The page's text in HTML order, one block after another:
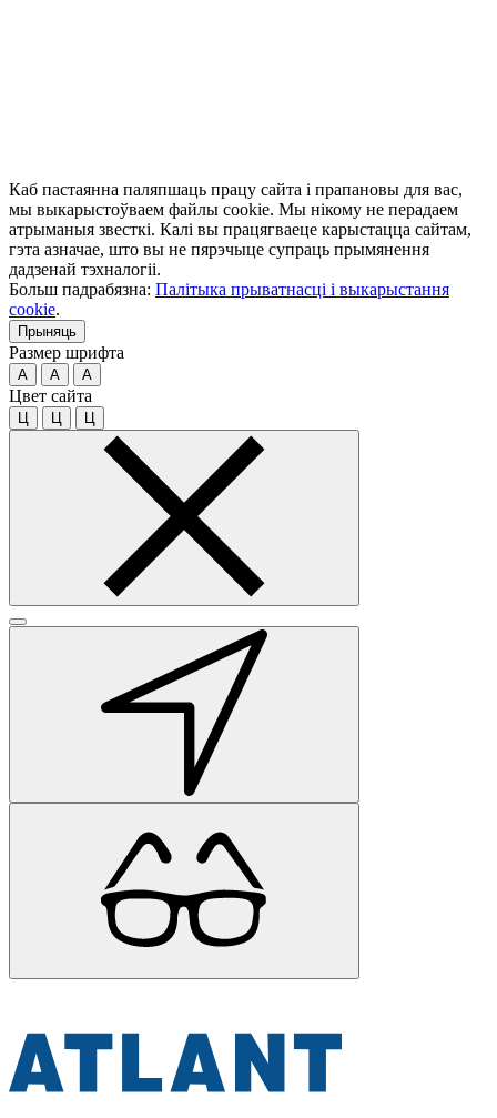
Каб пастаянна паляпшаць працу сайта і прапановы для вас,
мы выкарыстоўваем файлы cookie. Мы нікому не перадаем
атрыманыя звесткі. Калі вы працягваеце карыстацца сайтам,
гэта азначае, што вы не пярэчыце супраць прымянення
дадзенай тэхналогіі.
Больш падрабязна: Палітыка прыватнасці і выкарыстання
cookie.
Прыняць
Размер шрифта
A A A
Цвет сайта
Ц Ц Ц